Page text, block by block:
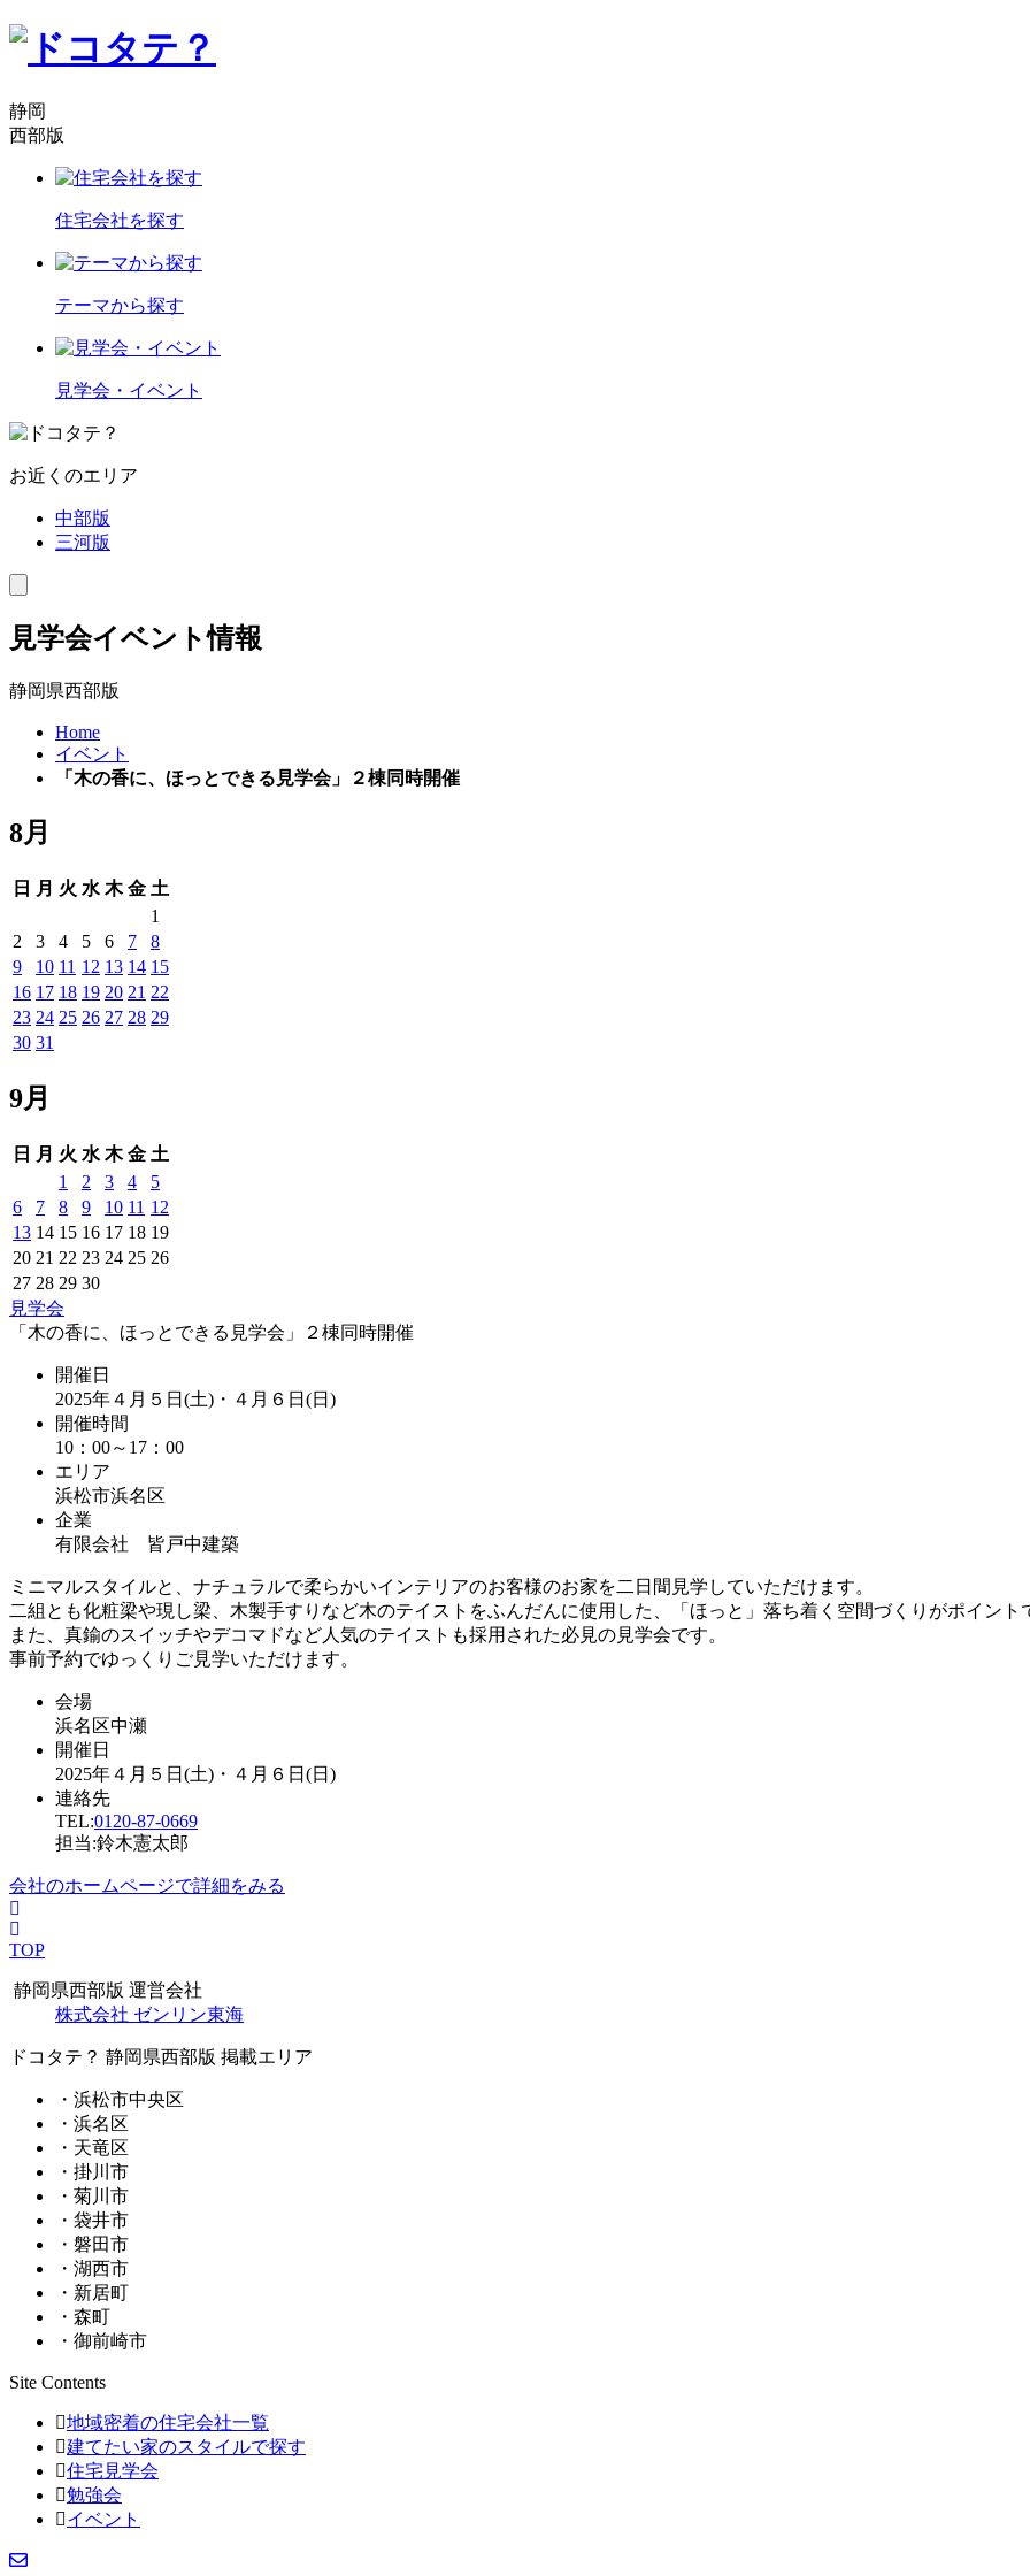
静岡
西部版
住宅会社を探す
テーマから探す
見学会・イベント
お近くのエリア
中部版
三河版
toggle
見学会イベント情報
静岡県西部版
Home
イベント
「木の香に、ほっとできる見学会」２棟同時開催
8月
日 月 火 水 木 金 土
1
2
3 4 5 6 7
8
9
10 11 12 13 14 15
16 17 18 19 20 21 22
23 24 25 26 27 28 29
30 31
9月
日 月 火 水 木 金 土
1
2 3 4
5
6
7 8 9 10 11 12
13 14 15 16 17 18 19
20 21 22 23 24 25 26
27 28 29 30
見学会
「木の香に、ほっとできる見学会」２棟同時開催
開催日
2025年４月５日(土)・４月６日(日)
開催時間
10：00～17：00
エリア
浜松市浜名区
企業
有限会社 皆戸中建築
ミニマルスタイルと、ナチュラルで柔らかいインテリアのお客様のお家を二日間見学していただけます。
二組とも化粧梁や現し梁、木製手すりなど木のテイストをふんだんに使用した、「ほっと」落ち着く空間づくりがポイント
また、真鍮のスイッチやデコマドなど人気のテイストも採用された必見の見学会です。
事前予約でゆっくりご見学いただけます。
会場
浜名区中瀬
開催日
2025年４月５日(土)・４月６日(日)
連絡先
TEL:0120-87-0669
担当:鈴木憲太郎
会社のホームページで詳細をみる
TOP
静岡県西部版 運営会社
株式会社 ゼンリン東海
ドコタテ？ 静岡県西部版 掲載エリア
・浜松市中央区
・浜名区
・天竜区
・掛川市
・菊川市
・袋井市
・磐田市
・湖西市
・新居町
・森町
・御前崎市
Site Contents
地域密着の住宅会社一覧
建てたい家のスタイルで探す
住宅見学会
勉強会
イベント